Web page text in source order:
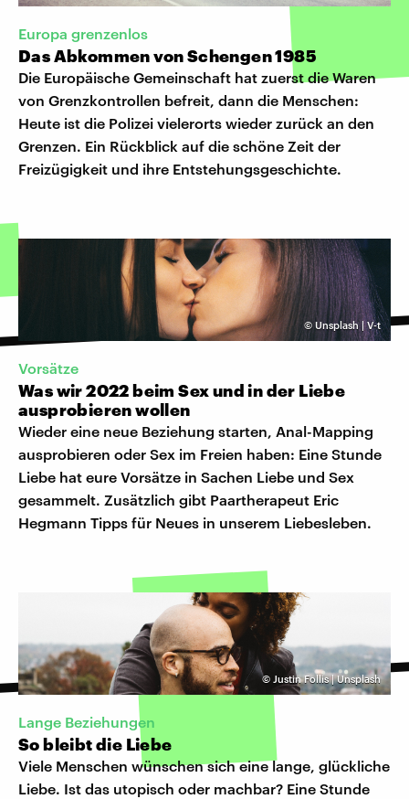
Europa grenzenlos
Das Abkommen von Schengen 1985
Die Europäische Gemeinschaft hat zuerst die Waren
von Grenzkontrollen befreit, dann die Menschen:
Heute ist die Polizei vielerorts wieder zurück an den
Grenzen. Ein Rückblick auf die schöne Zeit der
Freizügigkeit und ihre Entstehungsgeschichte.
© Unsplash | V-t
Vorsätze
Was wir 2022 beim Sex und in der Liebe
ausprobieren wollen
Wieder eine neue Beziehung starten, Anal-Mapping
ausprobieren oder Sex im Freien haben: Eine Stunde
Liebe hat eure Vorsätze in Sachen Liebe und Sex
gesammelt. Zusätzlich gibt Paartherapeut Eric
Hegmann Tipps für Neues in unserem Liebesleben.
© Justin Follis | Unsplash
Lange Beziehungen
So bleibt die Liebe
Viele Menschen wünschen sich eine lange, glückliche
Liebe. Ist das utopisch oder machbar? Eine Stunde